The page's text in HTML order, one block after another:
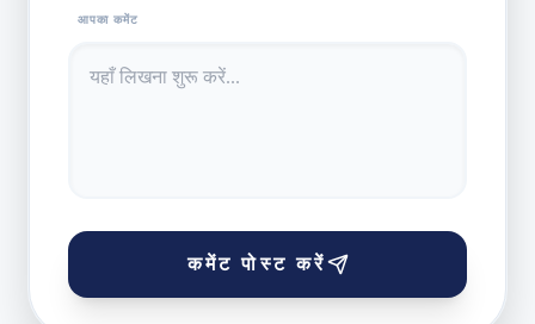
आपका कमेंट
कमेंट पोस्ट करें